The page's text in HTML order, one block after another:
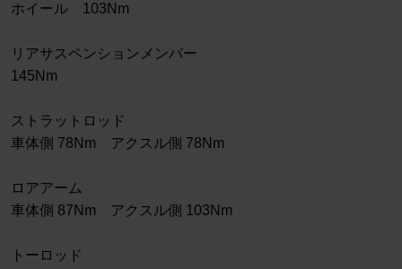
ホイール 103Nm
リアサスペンションメンバー
145Nm
ストラットロッド
車体側 78Nm アクスル側 78Nm
ロアアーム
車体側 87Nm アクスル側 103Nm
トーロッド